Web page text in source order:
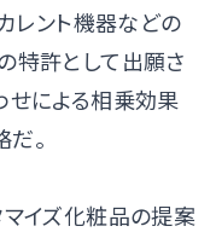
レント機器などの
特許として出願さ
せによる相乗効果
。
イズ化粧品の提案